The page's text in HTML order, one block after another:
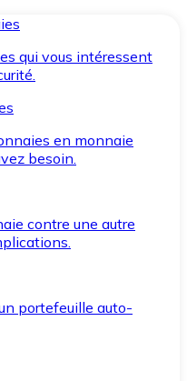
qui vous intéressent
en monnaie
besoin.
contre une autre
portefeuille auto-